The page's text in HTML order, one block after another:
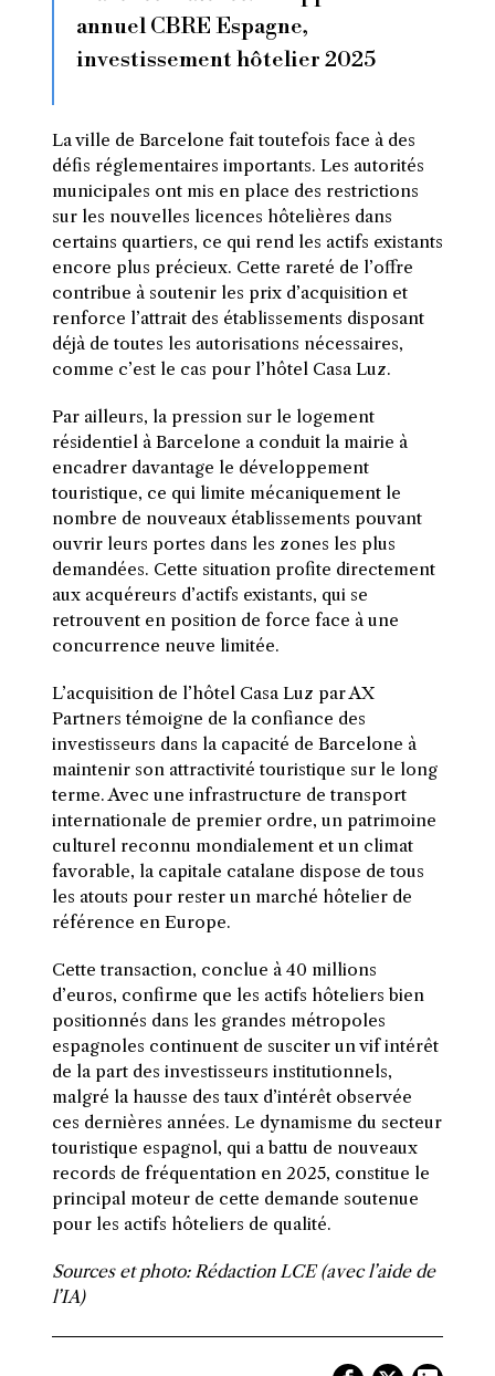
annuel CBRE Espagne,
investissement hôtelier 2025
La ville de Barcelone fait toutefois face à des
défis réglementaires importants. Les autorités
municipales ont mis en place des restrictions
sur les nouvelles licences hôtelières dans
certains quartiers, ce qui rend les actifs existants
encore plus précieux. Cette rareté de l’offre
contribue à soutenir les prix d’acquisition et
renforce l’attrait des établissements disposant
déjà de toutes les autorisations nécessaires,
comme c’est le cas pour l’hôtel Casa Luz.
Par ailleurs, la pression sur le logement
résidentiel à Barcelone a conduit la mairie à
encadrer davantage le développement
touristique, ce qui limite mécaniquement le
nombre de nouveaux établissements pouvant
ouvrir leurs portes dans les zones les plus
demandées. Cette situation profite directement
aux acquéreurs d’actifs existants, qui se
retrouvent en position de force face à une
concurrence neuve limitée.
L’acquisition de l’hôtel Casa Luz par AX
Partners témoigne de la confiance des
investisseurs dans la capacité de Barcelone à
maintenir son attractivité touristique sur le long
terme. Avec une infrastructure de transport
internationale de premier ordre, un patrimoine
culturel reconnu mondialement et un climat
favorable, la capitale catalane dispose de tous
les atouts pour rester un marché hôtelier de
référence en Europe.
Cette transaction, conclue à 40 millions
d’euros, confirme que les actifs hôteliers bien
positionnés dans les grandes métropoles
espagnoles continuent de susciter un vif intérêt
de la part des investisseurs institutionnels,
malgré la hausse des taux d’intérêt observée
ces dernières années. Le dynamisme du secteur
touristique espagnol, qui a battu de nouveaux
records de fréquentation en 2025, constitue le
principal moteur de cette demande soutenue
pour les actifs hôteliers de qualité.
Sources et photo: Rédaction LCE (avec l’aide de
l’IA)